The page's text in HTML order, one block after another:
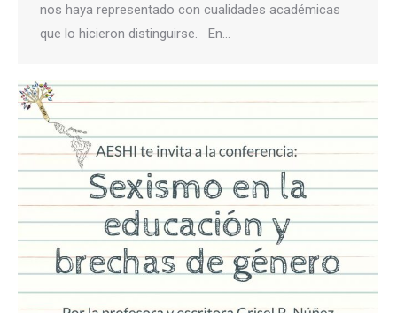
nos haya representado con cualidades académicas
que lo hicieron distinguirse. En…